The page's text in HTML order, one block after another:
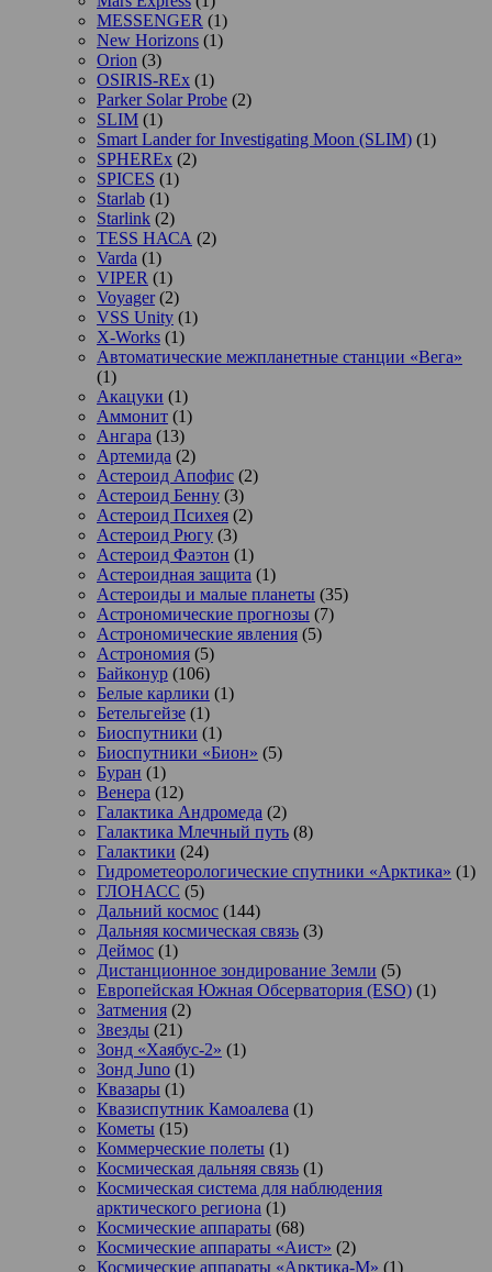
MESSENGER (1)
New Horizons (1)
Orion (3)
OSIRIS-REx (1)
Parker Solar Probe (2)
SLIM (1)
Smart Lander for Investigating Moon (SLIM) (1)
SPHEREx (2)
SPICES (1)
Starlab (1)
Starlink (2)
TESS НАСА (2)
Varda (1)
VIPER (1)
Voyager(2)
VSS Unity (1)
X-Works (1)
Автоматические межпланетные станции «Вега»
(1)
Акацуки (1)
Аммонит (1)
Ангара (13)
Артемида (2)
Астероид Апофис (2)
Астероид Бенну (3)
Астероид Психея (2)
Астероид Рюгу (3)
Астероид Фаэтон (1)
Астероидная защита (1)
Астероиды и малые планеты (35)
Астрономические прогнозы (7)
Астрономические явления (5)
Астрономия (5)
Байконур (106)
Белые карлики (1)
Бетельгейзе (1)
Биоспутники (1)
Биоспутники «Бион» (5)
Буран (1)
Венера (12)
Галактика Андромеда (2)
Галактика Млечный путь (8)
Галактики (24)
Гидрометеорологические спутники «Арктика» (1)
ГЛОНАСС (5)
Дальний космос (144)
Дальняя космическая связь (3)
Деймос (1)
Дистанционное зондирование Земли (5)
Европейская Южная Обсерватория (ESO) (1)
Затмения (2)
Звезды (21)
Зонд «Хаябус-2» (1)
Зонд Juno (1)
Квазары (1)
Квазиспутник Камоалева (1)
Кометы (15)
Коммерческие полеты (1)
Космическая дальняя связь (1)
Космическая система для наблюдения
арктического региона (1)
Космические аппараты (68)
Космические аппараты «Аист» (2)
Космические аппараты «Арктика-М» (1)